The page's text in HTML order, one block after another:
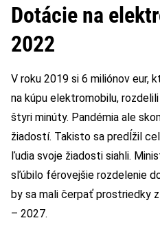
Dotácie na
2022
V roku 2019 si 6 miliónov eur,
na kúpu elektromobilu,
štyri minúty. Pandémia ale
žiadostí. Takisto sa predĺžil
ľudia svoje žiadosti siahli.
sľúbilo férovejšie rozdelenie
by sa mali čerpať prostriedky
– 2027.